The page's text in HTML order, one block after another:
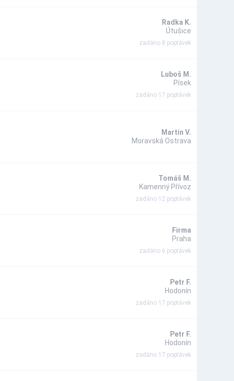
Radka K.
Útušice
zadáno 8 poptávek
Luboš M.
Písek
zadáno 17 poptávek
Martin V.
Moravská Ostrava
Tomáš M.
Kamenný Přívoz
zadáno 12 poptávek
Firma
Praha
zadáno 6 poptávek
Petr F.
Hodonín
zadáno 17 poptávek
Petr F.
Hodonín
zadáno 17 poptávek